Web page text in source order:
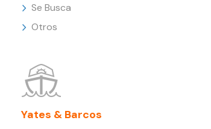
Se Busca
Otros
Yates & Barcos